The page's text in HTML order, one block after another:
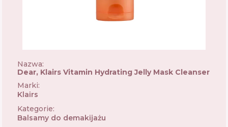
Nazwa:
Dear, Klairs Vitamin Hydrating Jelly Mask Cleanser
Marki:
Klairs
Kategorie:
Balsamy do demakijażu